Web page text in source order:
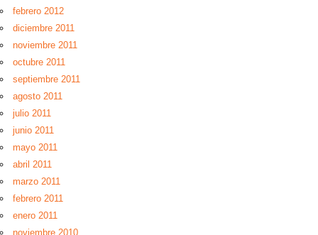
febrero 2012
diciembre 2011
noviembre 2011
octubre 2011
septiembre 2011
agosto 2011
julio 2011
junio 2011
mayo 2011
abril 2011
marzo 2011
febrero 2011
enero 2011
noviembre 2010